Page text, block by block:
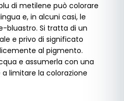
di metilene può colorare
e, in alcuni casi, le
bluastro. Si tratta di un
e privo di significato
al pigmento.
e assumerla con una
limitare la colorazione